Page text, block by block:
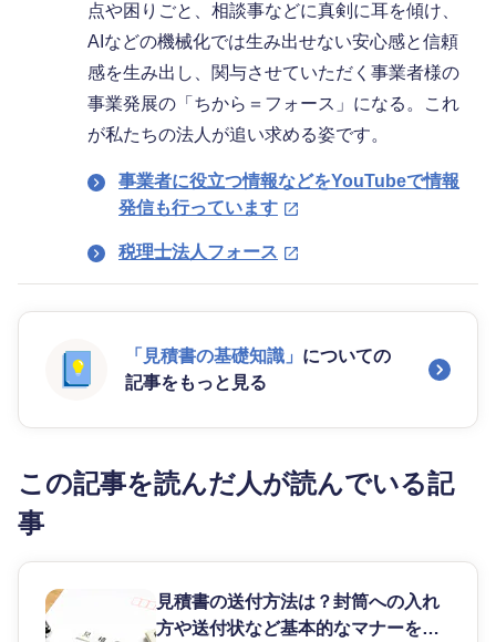
点や困りごと、相談事などに真剣に耳を傾け、
AIなどの機械化では生み出せない安心感と信頼
感を生み出し、関与させていただく事業者様の
事業発展の「ちから＝フォース」になる。これ
が私たちの法人が追い求める姿です。
事業者に役立つ情報などをYouTubeで情報
発信も行っています
税理士法人フォース
「見積書の基礎知識」 についての
記事をもっと見る
この記事を読んだ人が読んでいる記
事
見積書の送付方法は？封筒への入れ
方や送付状など基本的なマナーを解